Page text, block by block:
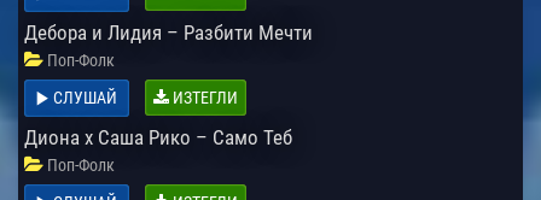
Дебора и Лидия – Разбити Мечти
Поп-Фолк
СЛУШАЙ
ИЗТЕГЛИ
Диона x Саша Рико – Само Теб
Поп-Фолк